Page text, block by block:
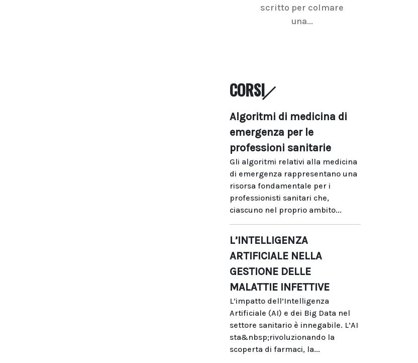
scritto per colmare
una...
CORSI
Algoritmi di medicina di
emergenza per le
professioni sanitarie
Gli algoritmi relativi alla medicina
di emergenza rappresentano una
risorsa fondamentale per i
professionisti sanitari che,
ciascuno nel proprio ambito...
L’INTELLIGENZA
ARTIFICIALE NELLA
GESTIONE DELLE
MALATTIE INFETTIVE
L’impatto dell’Intelligenza
Artificiale (AI) e dei Big Data nel
settore sanitario è innegabile. L’AI
sta&nbsp;rivoluzionando la
scoperta di farmaci, la...